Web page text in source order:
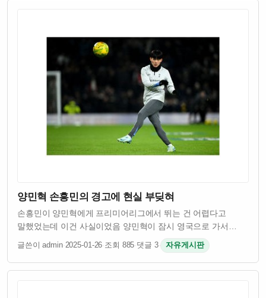
양민혁 손흥민의 경고에 현실 부딪혀
손흥민이 양민혁에게 프리미어리그에서 뛰는 건 어렵다고
말했었는데 이건 사실이었음 양민혁이 잠시 영국으로 가서
테스트를 받았는데 결과가 좋지 않았다고 함 프리미어리그는
세계 최고 수준의 리그라서 선수들이 들어가기 쉽지 않다는 걸
손흥민이 잘 알고 있었던 거임 양민혁은 어…
글쓴이 admin·2025-01-26·조회 885·댓글 3· 자유게시판